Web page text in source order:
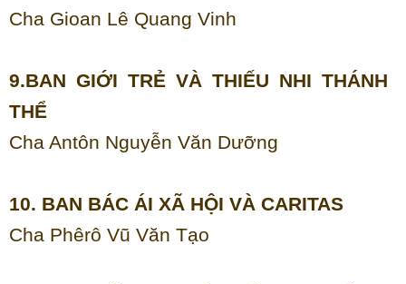
Cha Gioan Lê Quang Vinh
9.BAN GIỚI TRẺ VÀ THIẾU NHI THÁNH
THỂ
Cha Antôn Nguyễn Văn Dưỡng
10. BAN BÁC ÁI XÃ HỘI VÀ CARITAS
Cha Phêrô Vũ Văn Tạo